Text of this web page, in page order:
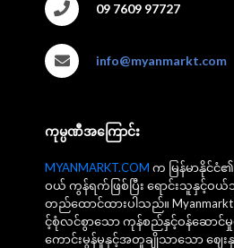
09 7609 97727
info@myanmarkt.com
ကုမ္ပဏီအကြောင်း
MYANMARKT.COM က မြန်မာနိုင်ငံ
ဝယ် ကွန်ရက်ဖြစ်ပြီး ရောင်းသူနှင့်
တည်ထောင်ထားပါသည်။
င့်စုံလင်စွာသော ကုန်စည်နှင့်ဝန်ဆောင်
ကောင်းမွန်မှုနှင့်အတူချိုသာသော ဈေးနှု